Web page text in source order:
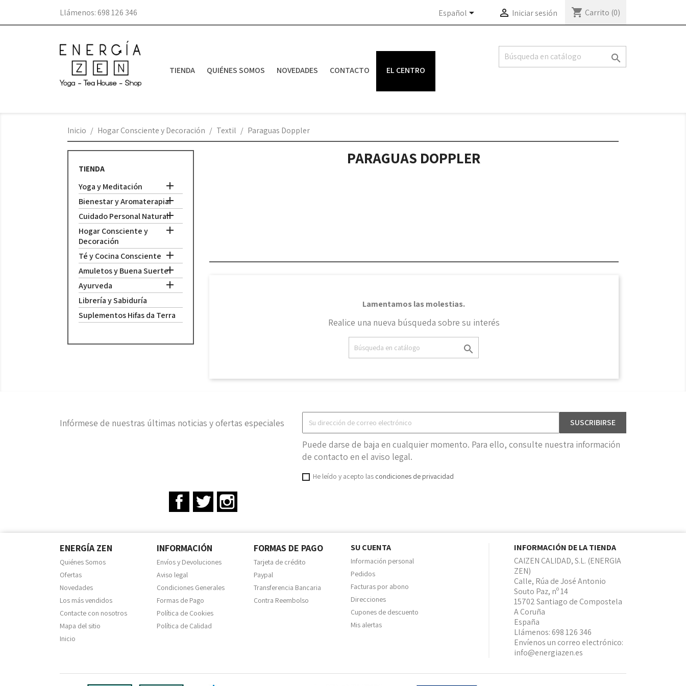
Llámenos: 698 126 346 Español  Iniciar sesión shopping_cart Carrito (0)
TIENDA QUIÉNES SOMOS NOVEDADES CONTACTO EL CENTRO

Inicio Hogar Consciente y Decoración Textil Paraguas Doppler
TIENDA
Yoga y Meditación 
Bienestar y Aromaterapia
Cuidado Personal Natural
Hogar Consciente y
Decoración

Té y Cocina Consciente 
Amuletos y Buena Suerte
Ayurveda 
Librería y Sabiduría
Suplementos Hifas da Terra
PARAGUAS DOPPLER
Lamentamos las molestias.
Realice una nueva búsqueda sobre su interés

Infórmese de nuestras últimas noticias y ofertas especiales
Puede darse de baja en cualquier momento. Para ello, consulte nuestra información
de contacto en el aviso legal.
He leído y acepto las condiciones de privacidad
FacebookTwitter
ENERGÍA ZEN
Quiénes Somos
Ofertas
Novedades
Los más vendidos
Contacte con nosotros
Mapa del sitio
Inicio
INFORMACIÓN
Envíos y Devoluciones
Aviso legal
Condiciones Generales
Formas de Pago
Política de Cookies
Política de Calidad
FORMAS DE PAGO
Tarjeta de crédito
Paypal
Transferencia Bancaria
Contra Reembolso
SU CUENTA
Información personal
Pedidos
Facturas por abono
Direcciones
Cupones de descuento
Mis alertas
INFORMACIÓN DE LA TIENDA
CAIZEN CALIDAD, S.L. (ENERGIA
ZEN)
Calle, Rúa de José Antonio
Souto Paz, nº 14
15702 Santiago de Compostela
A Coruña
España
Llámenos: 698 126 346
Envíenos un correo electrónico:
info@energiazen.es